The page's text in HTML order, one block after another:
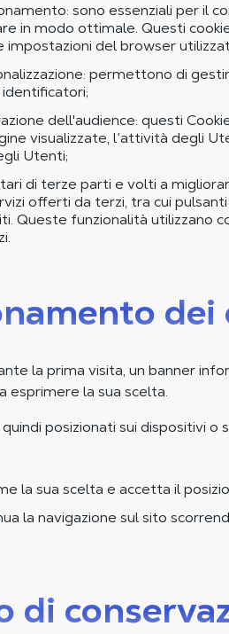
sono essenziali per il
in modo ottimale. Questi
impostazioni del browser
permettono di
dell'audience: questi
visualizzate, l’attività degli
Utenti;
di terze parti e volti a
offerti da terzi, tra cui
Queste funzionalità utilizzano
dei
la prima visita, un banner
esprimere la sua scelta.
posizionati sui dispositivi
la sua scelta e accetta il
la navigazione sul sito
di